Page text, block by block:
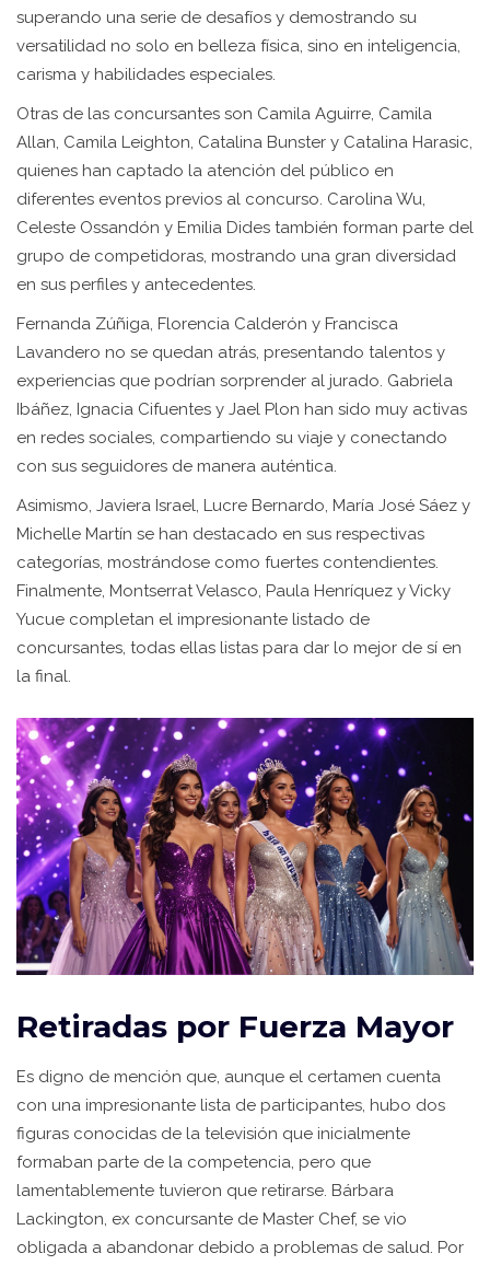
superando una serie de desafíos y demostrando su
versatilidad no solo en belleza física, sino en inteligencia,
carisma y habilidades especiales.
Otras de las concursantes son Camila Aguirre, Camila
Allan, Camila Leighton, Catalina Bunster y Catalina Harasic,
quienes han captado la atención del público en
diferentes eventos previos al concurso. Carolina Wu,
Celeste Ossandón y Emilia Dides también forman parte del
grupo de competidoras, mostrando una gran diversidad
en sus perfiles y antecedentes.
Fernanda Zúñiga, Florencia Calderón y Francisca
Lavandero no se quedan atrás, presentando talentos y
experiencias que podrían sorprender al jurado. Gabriela
Ibáñez, Ignacia Cifuentes y Jael Plon han sido muy activas
en redes sociales, compartiendo su viaje y conectando
con sus seguidores de manera auténtica.
Asimismo, Javiera Israel, Lucre Bernardo, María José Sáez y
Michelle Martín se han destacado en sus respectivas
categorías, mostrándose como fuertes contendientes.
Finalmente, Montserrat Velasco, Paula Henríquez y Vicky
Yucue completan el impresionante listado de
concursantes, todas ellas listas para dar lo mejor de sí en
la final.
Retiradas por Fuerza Mayor
Es digno de mención que, aunque el certamen cuenta
con una impresionante lista de participantes, hubo dos
figuras conocidas de la televisión que inicialmente
formaban parte de la competencia, pero que
lamentablemente tuvieron que retirarse. Bárbara
Lackington, ex concursante de Master Chef, se vio
obligada a abandonar debido a problemas de salud. Por